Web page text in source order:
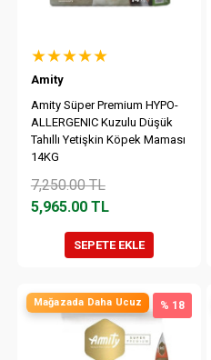
★★★★★
Amity
Amity Süper Premium HYPO-
ALLERGENIC Kuzulu Düşük
Tahıllı Yetişkin Köpek Maması
14KG
7,250.00TL
5,965.00TL
SEPETE EKLE
Mağazada Daha Ucuz % 18